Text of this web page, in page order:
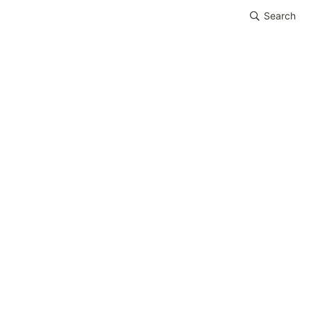
Search